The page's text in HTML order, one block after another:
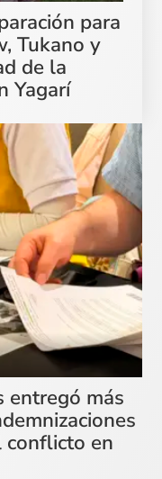
para
Tukano y
de la
Yagarí
entregó más
conflicto en